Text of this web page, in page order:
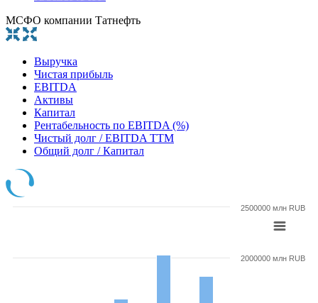
МСФО компании Татнефть
Выручка
Чистая прибыль
EBITDA
Активы
Капитал
Рентабельность по EBITDA (%)
Чистый долг / EBITDA TTM
Общий долг / Капитал
2000000 млн RUB
2500000 млн RUB